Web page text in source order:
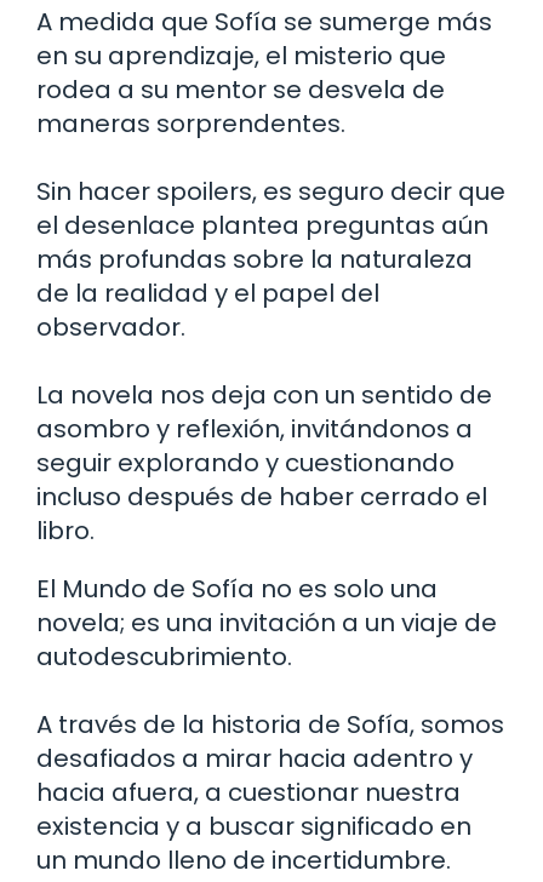
A medida que Sofía se sumerge más
en su aprendizaje, el misterio que
rodea a su mentor se desvela de
maneras sorprendentes.
Sin hacer spoilers, es seguro decir que
el desenlace plantea preguntas aún
más profundas sobre la naturaleza
de la realidad y el papel del
observador.
La novela nos deja con un sentido de
asombro y reflexión, invitándonos a
seguir explorando y cuestionando
incluso después de haber cerrado el
libro.
El Mundo de Sofía no es solo una
novela; es una invitación a un viaje de
autodescubrimiento.
A través de la historia de Sofía, somos
desafiados a mirar hacia adentro y
hacia afuera, a cuestionar nuestra
existencia y a buscar significado en
un mundo lleno de incertidumbre.